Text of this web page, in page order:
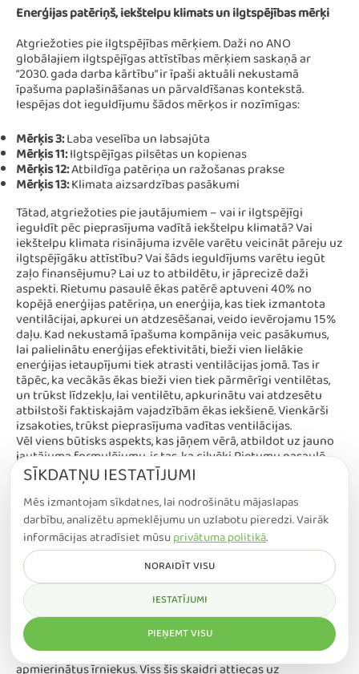
Enerģijas patēriņš, iekštelpu klimats un ilgtspējības mērķi
Atgriežoties pie ilgtspējības mērķiem. Daži no ANO
globālajiem ilgtspējīgas attīstības mērķiem saskaņā ar
“2030. gada darba kārtību” ir īpaši aktuāli nekustamā
īpašuma paplašināšanas un pārvaldīšanas kontekstā.
Iespējas dot ieguldījumu šādos mērķos ir nozīmīgas:
Mērķis 3:Laba veselība un labsajūta
Mērķis 11:Ilgtspējīgas pilsētas un kopienas
Mērķis 12:Atbildīga patēriņa un ražošanas prakse
Mērķis 13:Klimata aizsardzības pasākumi
Tātad, atgriežoties pie jautājumiem – vai ir ilgtspējīgi
ieguldīt pēc pieprasījuma vadītā iekštelpu klimatā? Vai
iekštelpu klimata risinājuma izvēle varētu veicināt pāreju uz
ilgtspējīgāku attīstību? Vai šāds ieguldījums varētu iegūt
zaļo finansējumu? Lai uz to atbildētu, ir jāprecizē daži
aspekti. Rietumu pasaulē ēkas patērē aptuveni 40% no
kopējā enerģijas patēriņa, un enerģija, kas tiek izmantota
ventilācijai, apkurei un atdzesēšanai, veido ievērojamu 15%
daļu. Kad nekustamā īpašuma kompānija veic pasākumus,
lai palielinātu enerģijas efektivitāti, bieži vien lielākie
enerģijas ietaupījumi tiek atrasti ventilācijas jomā. Tas ir
tāpēc, ka vecākās ēkas bieži vien tiek pārmērīgi ventilētas,
un trūkst līdzekļu, lai ventilētu, apkurinātu vai atdzesētu
atbilstoši faktiskajām vajadzībām ēkas iekšienē. Vienkārši
izsakoties, trūkst pieprasījuma vadītas ventilācijas.
Vēl viens būtisks aspekts, kas jāņem vērā, atbildot uz jauno
jautājuma formulējumu, ir tas, ka cilvēki Rietumu pasaulē
gandrīz 90% sava laika pavada iekštelpās. Lai justos labi un
ērti iekštelpu vidē, būtu izšķiroši svarīgi sasniegt iepriekš
minēto Apvienoto Nāciju trešo mērķi. Katedralskolan skolā
Linkēpingā, Zviedrijā, enerģijas ietaupījumi pēc renovācijas
projekta sasniedz apbrīnojamus 70%. Pāreja uz jaunām
gaisa apstrādes iekārtām ar augstu siltuma atgūšanas
efektivitāti un ieguldījumi enerģētiski efektīvā
pieprasījumu vadītā iekštelpu klimata sistēmā radīja šo
iespaidīgo atšķirību enerģijas patēriņā. Vienlaicīgi skolotāji
un skolēni atzīmē ievērojamus uzlabojumus iekštelpu
klimatā, šodien viņi ir daudz apmierinātāki ar iekštelpu vidi.
Tātad ir iespējams ievērojami samazināt enerģijas patēriņu,
nepasliktinot iekštelpu klimatu, tādējādi nodrošinot
SĪKDATŅU IESTATĪJUMI
Mēs izmantojam sīkdatnes, lai nodrošinātu mājaslapas
darbību, analizētu apmeklējumu un uzlabotu pieredzi. Vairāk
informācijas atradīsiet mūsuprivātuma politikā.
NORAIDĪT VISU
IESTATĪJUMI
PIEŅEMT VISU